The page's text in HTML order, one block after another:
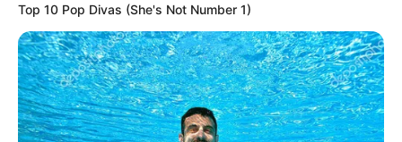
SELEBRITI
Pecinta Makanan, 10 Selebriti
Top 10 Pop Divas (She's Not Number 1)